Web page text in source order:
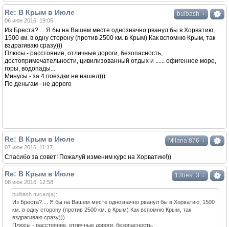
bulbash ↓
Re: В Крым в Июле
06 июн 2016, 19:05
Из Бреста?.... Я бы на Вашем месте однозначно рванул бы в Хорватию,
1500 км. в одну сторону (против 2500 км. в Крым) Как вспомню Крым, так
вздрагиваю сразу)))
Плюсы - расстояние, отличные дороги, безопасность,
достопримечательности, цивилизованный отдых и ...... офигенное море,
горы, водопады...
Минусы - за 4 поездки не нашел)))
По деньгам - не дорого
Milana 876 ↓
Re: В Крым в Июле
07 июн 2016, 11:17
Спасибо за совет! Пожалуй изменим курс на Хорватию!))
13bes13 ↓
Re: В Крым в Июле
08 июн 2016, 12:58
bulbash писал(а):
Из Бреста?.... Я бы на Вашем месте однозначно рванул бы в Хорватию, 1500
км. в одну сторону (против 2500 км. в Крым) Как вспомню Крым, так
вздрагиваю сразу)))
Плюсы - расстояние, отличные дороги, безопасность,